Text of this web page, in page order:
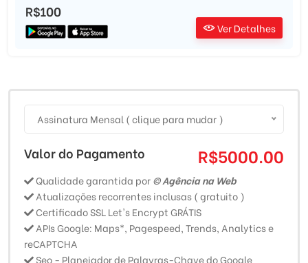
R$100
Ver Detalhes
Assinatura Mensal ( clique para mudar )
Valor do Pagamento R$5000.00
Qualidade garantida por© Agência na Web
Atualizações recorrentes inclusas ( gratuito )
Certificado SSL Let's Encrypt GRÁTIS
APIs Google: Maps*, Pagespeed, Trends, Analytics e
reCAPTCHA
Seo - Planejador de Palavras-Chave do Google